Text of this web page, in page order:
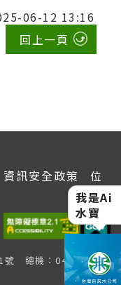
06-12 13:16
回上一頁
資訊安全政策
位
1號 總機：04-2224-
我是Ai
水寶